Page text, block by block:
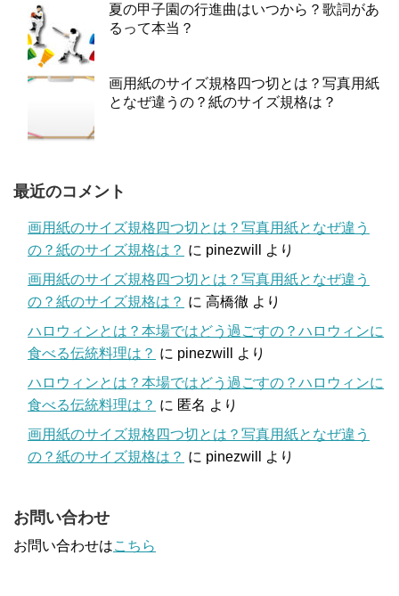
夏の甲子園の行進曲はいつから？歌詞があ
るって本当？
画用紙のサイズ規格四つ切とは？写真用紙
となぜ違うの？紙のサイズ規格は？
最近のコメント
画用紙のサイズ規格四つ切とは？写真用紙となぜ違う
の？紙のサイズ規格は？ に pinezwill
より
画用紙のサイズ規格四つ切とは？写真用紙となぜ違う
の？紙のサイズ規格は？ に 高橋徹 より
ハロウィンとは？本場ではどう過ごすの？ハロウィンに
食べる伝統料理は？ に pinezwill
より
ハロウィンとは？本場ではどう過ごすの？ハロウィンに
食べる伝統料理は？ に 匿名 より
画用紙のサイズ規格四つ切とは？写真用紙となぜ違う
の？紙のサイズ規格は？ に pinezwill より
お問い合わせ
お問い合わせはこちら